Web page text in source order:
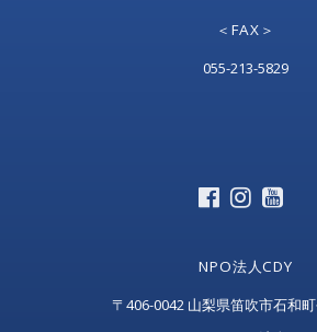
NPO法人CDY
〒406-0042 山梨県笛吹市石和
＜FAX＞
055-213-5829